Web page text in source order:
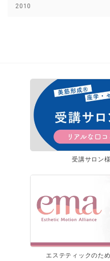
2010
受講サロン
エステティックのた